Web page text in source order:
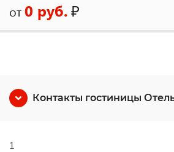
от0 руб.₽
Контакты гостиницы
1